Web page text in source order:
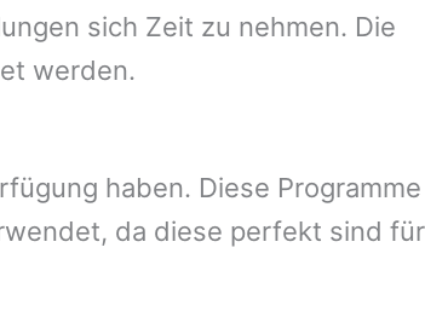
sich Zeit zu nehmen. Die
werden.
haben. Diese Programme
da diese perfekt sind für